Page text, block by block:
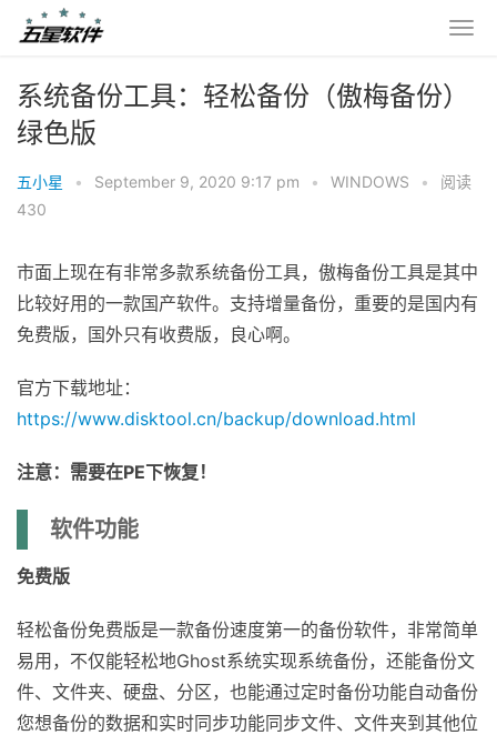
系统备份工具：轻松备份（傲梅备份）
绿色版
五小星 • September 9, 2020 9:17 pm • WINDOWS •
阅读
430
市面上现在有非常多款系统备份工具，傲梅备份工具是其中
比较好用的一款国产软件。支持增量备份，重要的是国内有
免费版，国外只有收费版，良心啊。
官方下载地址：
https://www.disktool.cn/backup/download.html
注意：需要在PE下恢复！
软件功能
免费版
轻松备份免费版是一款备份速度第一的备份软件，非常简单
易用，不仅能轻松地Ghost系统实现系统备份，还能备份文
件、文件夹、硬盘、分区，也能通过定时备份功能自动备份
您想备份的数据和实时同步功能同步文件、文件夹到其他位